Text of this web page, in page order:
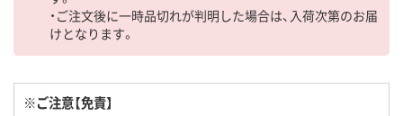
・ご注文後に一時品切れが判明した場合は、入荷次第のお届
けとなります。
※ご注意【免責】